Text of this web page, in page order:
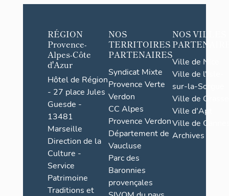
RÉGION
Provence-
Alpes-Côte
d'Azur
Hôtel de Région
- 27 place Jules
Guesde -
13481
Marseille
Direction de la
Culture -
Service
Patrimoine
Traditions et
NOS
TERRITOIRES
PARTENAIRES
Syndicat Mixte
Provence Verte
Verdon
CC Alpes
Provence Verdon
Département de
Vaucluse
Parc des
Baronnies
provençales
NOS VILLES
Ville de Nice
Ville de l'Isle-
sur-la-Sorgue
Ville de Grasse
Ville d'Apt
Ville de
Archives